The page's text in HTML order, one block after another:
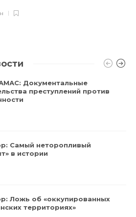
Документальные
преступлений против
Самый неторопливый
в истории
Ложь об «оккупированных
территориях»